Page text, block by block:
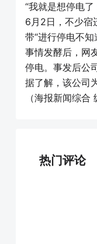
“我就是想停电
6月2日，不少宿
带“进行停电不知
事情发酵后，网
停电。事发后公
据了解，该公司
（海报新闻综
热门评论